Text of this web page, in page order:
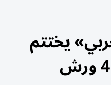
يختتم